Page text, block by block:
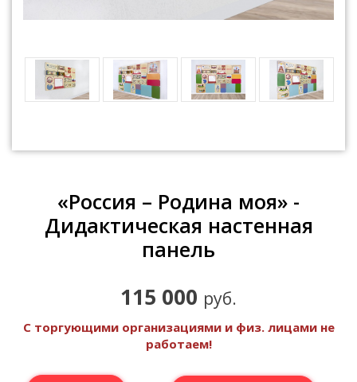
«Россия – Родина моя» -
Дидактическая настенная
панель
115 000 руб.
С торгующими организациями и физ. лицами не
работаем!